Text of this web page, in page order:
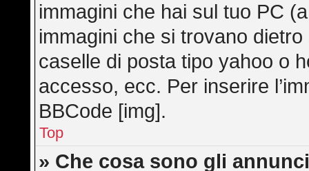
immagini che hai sul tuo PC
immagini che si trovano
caselle di posta tipo yahoo o
accesso, ecc. Per inserire
BBCode [img].
Top
» Che cosa sono gli